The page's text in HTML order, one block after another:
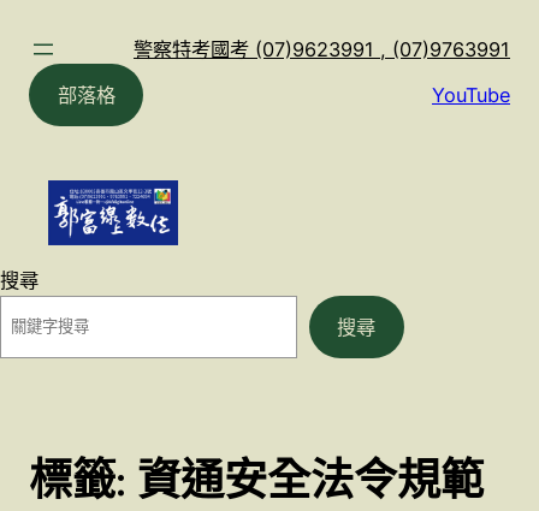
警察特考國考 (07)9623991 , (07)9763991
部落格
YouTube
搜尋
搜尋
標籤: 資通安全法令規範